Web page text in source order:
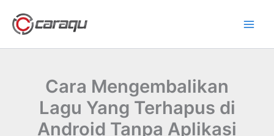
konten
Cara Mengembalikan
Lagu Yang Terhapus di
Android Tanpa Aplikasi